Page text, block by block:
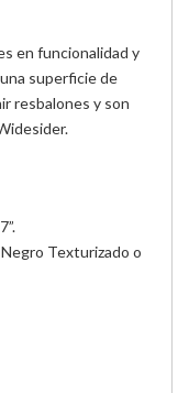
en funcionalidad y
superficie de
resbalones y son
Texturizado o